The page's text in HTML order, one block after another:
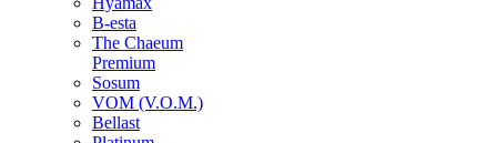
B-esta
The Chaeum
Premium
Sosum
VOM (V.O.M.)
Bellast